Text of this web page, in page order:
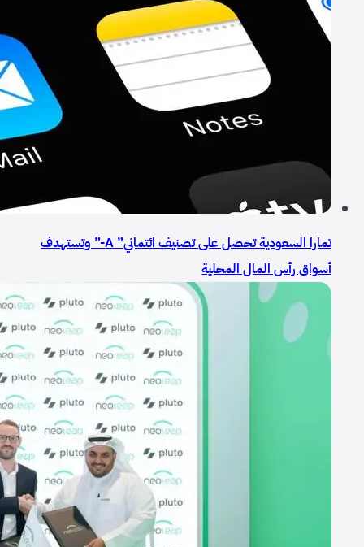
تمارا السعودية تحصل على تصنيف ائتماني” A-” وتستهدف
أسواق رأس المال المحلية